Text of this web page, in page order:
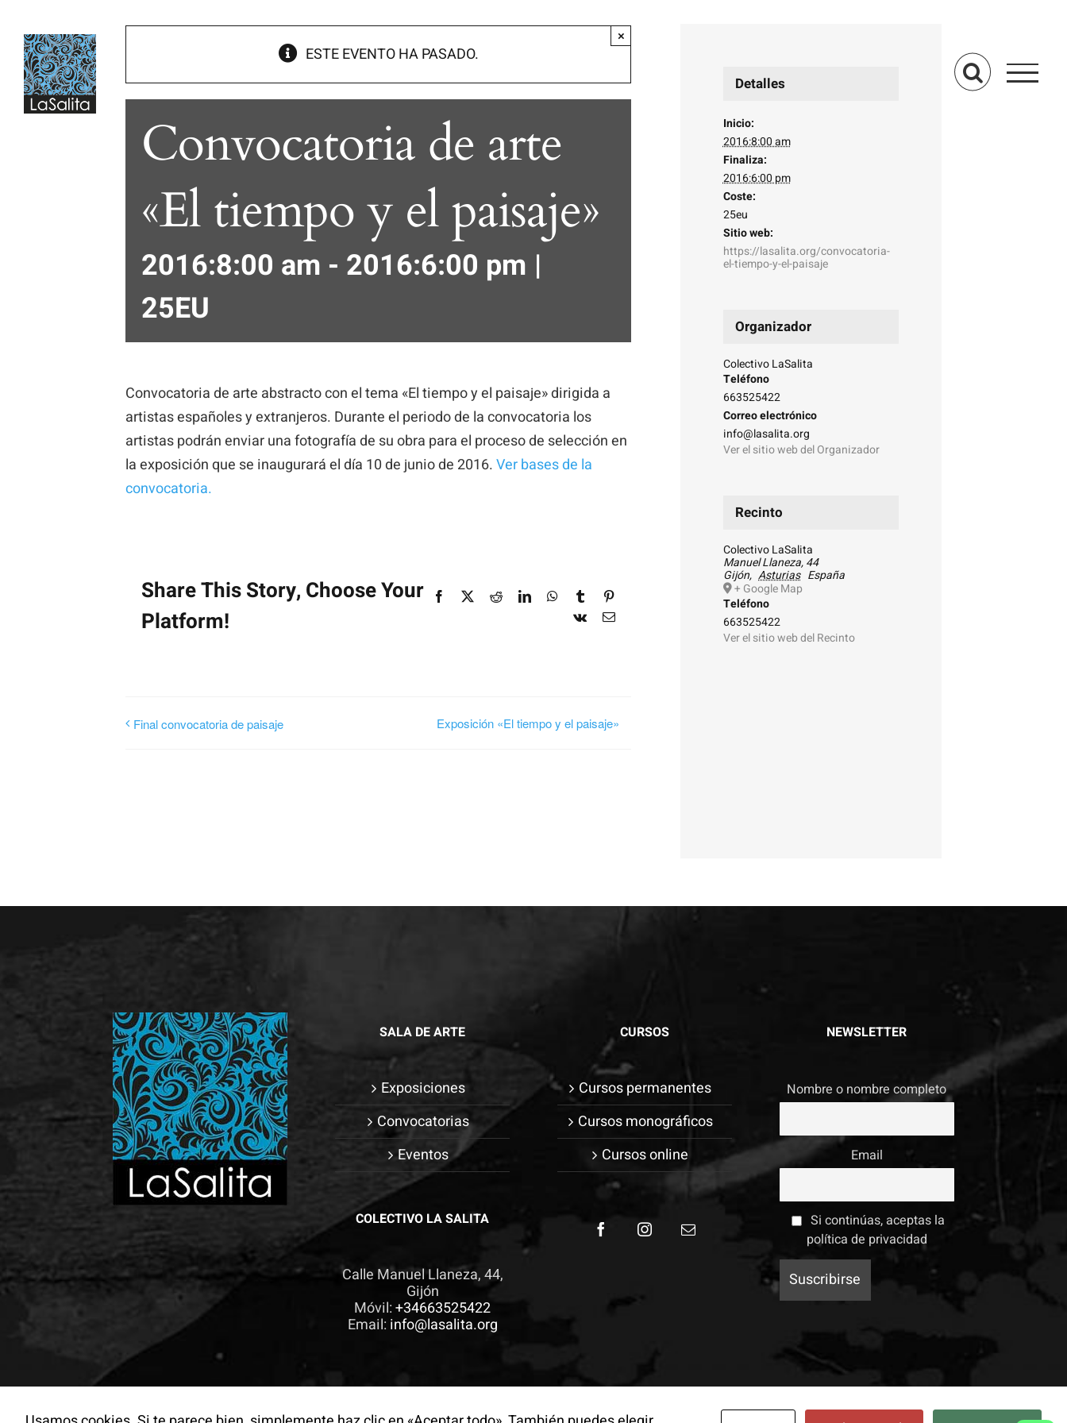
contenido
ESTE EVENTO HA PASADO.
×
Convocatoria de arte
«El tiempo y el paisaje»
2016:8:00 am - 2016:6:00 pm |
25EU
Convocatoria de arte abstracto con el tema «El tiempo y el paisaje» dirigida a
artistas españoles y extranjeros. Durante el periodo de la convocatoria los
artistas podrán enviar una fotografía de su obra para el proceso de selección en
la exposición que se inaugurará el día 10 de junio de 2016.Ver bases de la
convocatoria.
Share This Story, Choose Your
Platform!
Facebook RedditLinkedInWhatsApp
Tumblr
Vk
Correo
Final convocatoria de paisaje Exposición «El tiempo y el paisaje»
Detalles
Inicio:
2016:8:00 am
Finaliza:
2016:6:00 pm
Coste:
25eu
Sitio web:
https://lasalita.org/convocatoria-
el-tiempo-y-el-paisaje
Organizador
Colectivo LaSalita
Teléfono
663525422
Correo electrónico
info@lasalita.org
Ver el sitio web del Organizador
Recinto
Colectivo LaSalita
Manuel Llaneza, 44
Gijón, Asturias España
+ Google Map
Teléfono
663525422
Ver el sitio web del Recinto
SALA DE ARTE
Exposiciones
Convocatorias
Eventos
COLECTIVO LA SALITA
Calle Manuel Llaneza, 44,
Gijón
Móvil:+34663525422
Email: info@lasalita.org
CURSOS
Cursos permanentes
Cursos monográficos
Cursos online
NEWSLETTER
Nombre o nombre completo
Email
Si continúas, aceptas la
política de privacidad
Necesarias
Estas
para que
funcione la
Para que
mejor posible
durante tu
visita. Si
rechaza estas
cookies,
algunas
funcionalidades
desaparecerán